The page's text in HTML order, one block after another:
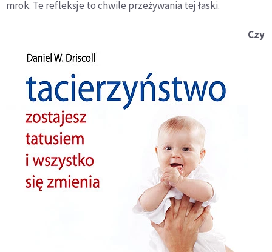
mrok. Te refleksje to chwile przeżywania tej łaski.
Czy